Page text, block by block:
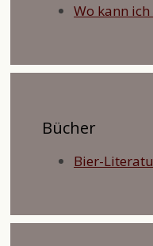
Wo kann
Bücher
Bier-